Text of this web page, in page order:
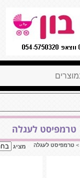
נגישות
אתר
המרכזי
טרמפיסט לעגלה
> טרמפיסט לעגלה מציג